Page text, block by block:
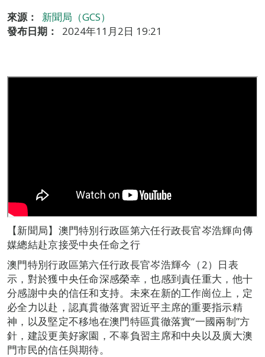
來源：
新聞局（GCS）
發布日期：
2024年11月2日 19:21
【新聞局】澳門特別行政區第六任行政長官岑浩輝向傳
媒總結赴京接受中央任命之行
澳門特別行政區第六任行政長官岑浩輝今（2）日表
示，對於獲中央任命深感榮幸，也感到責任重大，他十
分感謝中央的信任和支持。未來在新的工作崗位上，定
必全力以赴，認真貫徹落實習近平主席的重要指示精
神，以及堅定不移地在澳門特區貫徹落實“一國兩制”方
針，建設更美好家園，不辜負習主席和中央以及廣大澳
門市民的信任與期待。